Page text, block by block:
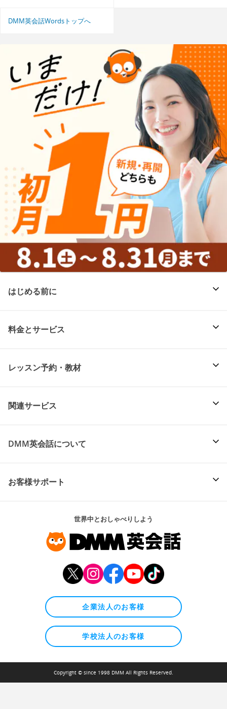
DMM英会話Wordsトップへ
はじめる前に
料金とサービス
レッスン予約・教材
関連サービス
DMM英会話について
お客様サポート
世界中とおしゃべりしよう
企業法人のお客様
学校法人のお客様
Copyright © since 1998 DMM All Rights Reserved.